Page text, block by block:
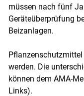
müssen nach fünf
Geräteüberprüfung
Beizanlagen.
werden. Die
können dem AMA-
Links).